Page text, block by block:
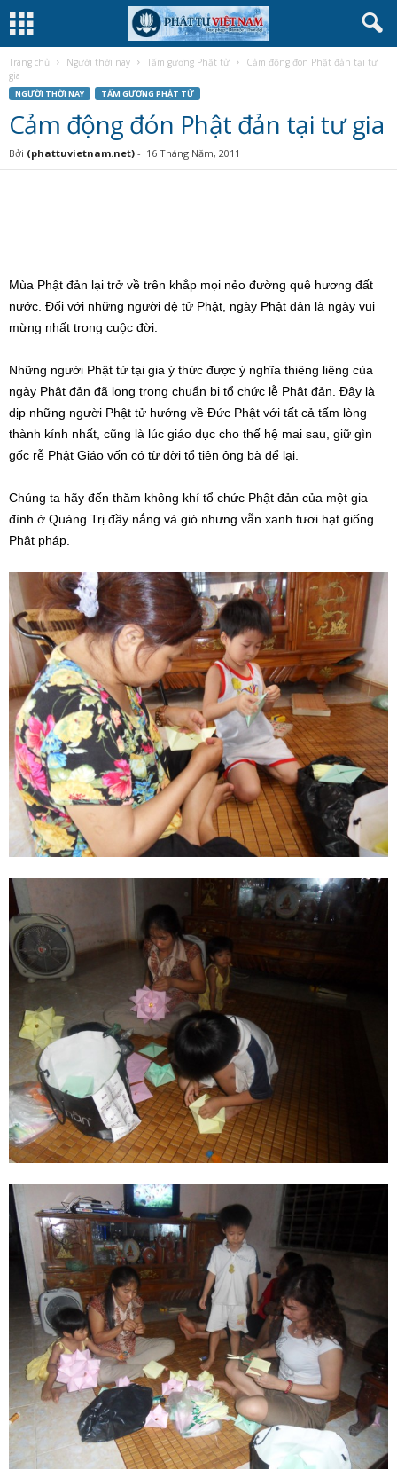
Trang chủ Người thời nay Tấm gương Phật tử
Cảm động đón Phật đản tại tư
gia
NGƯỜI THỜI NAY TẤM GƯƠNG PHẬT TỬ
Cảm động đón Phật đản tại tư gia
Bởi (phattuvietnam.net) - 16 Tháng Năm, 2011
Mùa Phật đản lại trở về trên khắp mọi nẻo đường quê hương đất
nước. Đối với những người đệ tử Phật, ngày Phật đản là ngày vui
mừng nhất trong cuộc đời.
Những người Phật tử tại gia ý thức được ý nghĩa thiêng liêng của
ngày Phật đản đã long trọng chuẩn bị tổ chức lễ Phật đản. Đây là
dịp những người Phật tử hướng về Đức Phật với tất cả tấm lòng
thành kính nhất, cũng là lúc giáo dục cho thế hệ mai sau, giữ gìn
gốc rễ Phật Giáo vốn có từ đời tổ tiên ông bà để lại.
Chúng ta hãy đến thăm không khí tổ chức Phật đản của một gia
đình ở Quảng Trị đầy nắng và gió nhưng vẫn xanh tươi hạt giống
Phật pháp.